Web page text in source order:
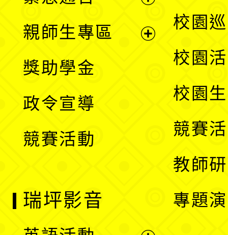
選
單
親師生專區
獎助學金
政令宣導
競賽活動
校園
校園
校園
競賽
教師
專題
瑞坪影音